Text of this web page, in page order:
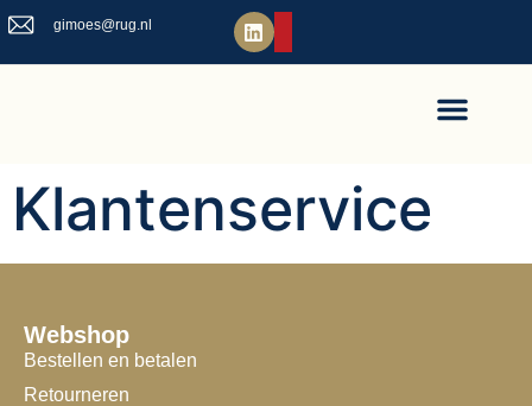
gimoes@rug.nl
Klantenservice
Webshop
Bestellen en betalen
Retourneren